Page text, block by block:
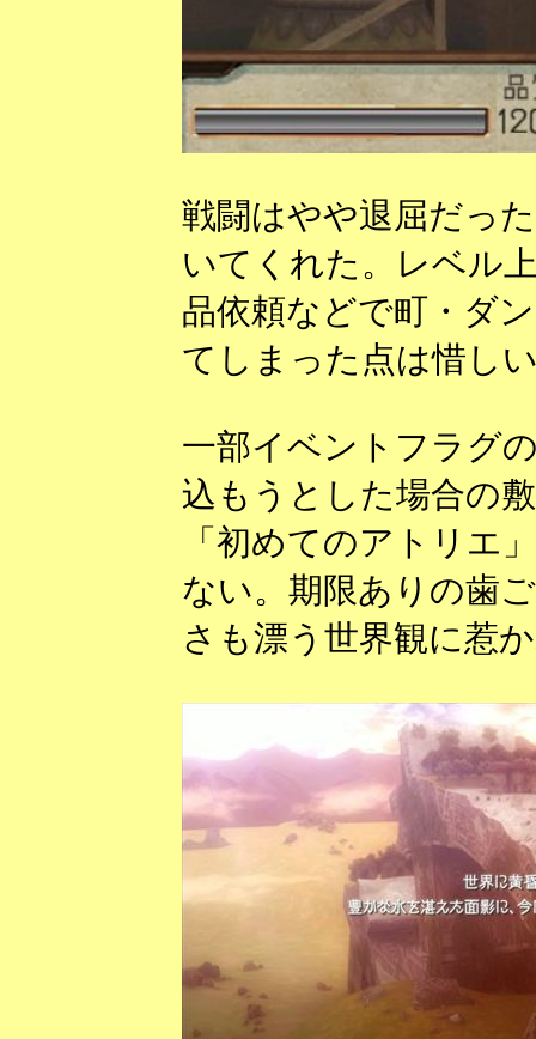
戦闘はやや退屈だっ
いてくれた。レベル
品依頼などで町・ダ
てしまった点は惜し
一部イベントフラグ
込もうとした場合の
「初めてのアトリエ
ない。期限ありの歯
さも漂う世界観に惹